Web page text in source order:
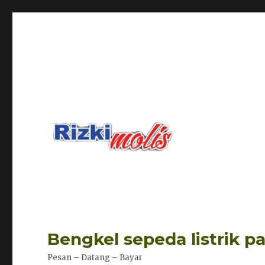
Bengkel sepeda listrik
Pesan – Datang – Bayar